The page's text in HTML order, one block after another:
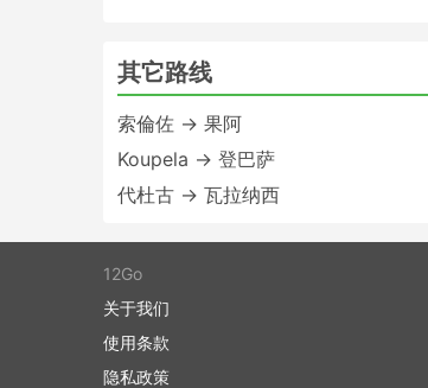
其它路线
索倫佐 → 果阿
Koupela → 登巴萨
代杜古 → 瓦拉纳西
12Go
关于我们
使用条款
隐私政策